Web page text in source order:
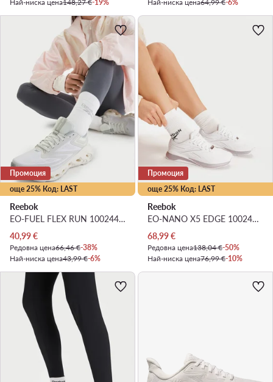
Най-ниска цена148,27 €-19%
Най-ниска цена64,99 €-6%
още 25% Код: LAST
Промоция
Reebok
EO-FUEL FLEX RUN 100244529 W · Маратонки за бягане
Актуална цена
40,99€
Редовна цена66,46 €-38%
Най-ниска цена43,99 €-6%
още 25% Код: LAST
Промоция
Reebok
EO-NANO X5 EDGE 100249417 · Обувки за фитнес зала
Актуална цена
68,99€
Редовна цена138,04 €-50%
Най-ниска цена76,99 €-10%